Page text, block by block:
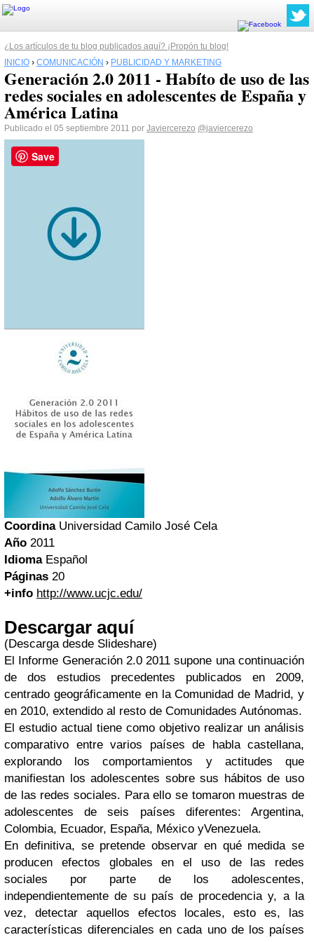
¿Los artículos de tu blog publicados aquí? ¡Propón tu blog!
INICIO › COMUNICACIÓN › PUBLICIDAD Y MARKETING
Generación 2.0 2011 - Habíto de uso de las
redes sociales en adolescentes de España y
América Latina
Publicado el 05 septiembre 2011 por Javiercerezo @javiercerezo
CoordinaUniversidad Camilo José Cela
Año 2011
IdiomaEspañol
Páginas 20
+info http://www.ucjc.edu/
Descargar aquí
(Descarga desde Slideshare)
El Informe Generación 2.0 2011 supone una continuación
de dos estudios precedentes publicados en 2009,
centrado geográficamente en la Comunidad de Madrid, y
en 2010, extendido al resto de Comunidades Autónomas.
El estudio actual tiene como objetivo realizar un análisis
comparativo entre varios países de habla castellana,
explorando los comportamientos y actitudes que
manifiestan los adolescentes sobre sus hábitos de uso
de las redes sociales. Para ello se tomaron muestras de
adolescentes de seis países diferentes: Argentina,
Colombia, Ecuador, España, México yVenezuela.
En definitiva, se pretende observar en qué medida se
producen efectos globales en el uso de las redes
sociales por parte de los adolescentes,
independientemente de su país de procedencia y, a la
vez, detectar aquellos efectos locales, esto es, las
características diferenciales en cada uno de los países
Save